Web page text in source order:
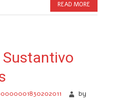
READ MORE
by